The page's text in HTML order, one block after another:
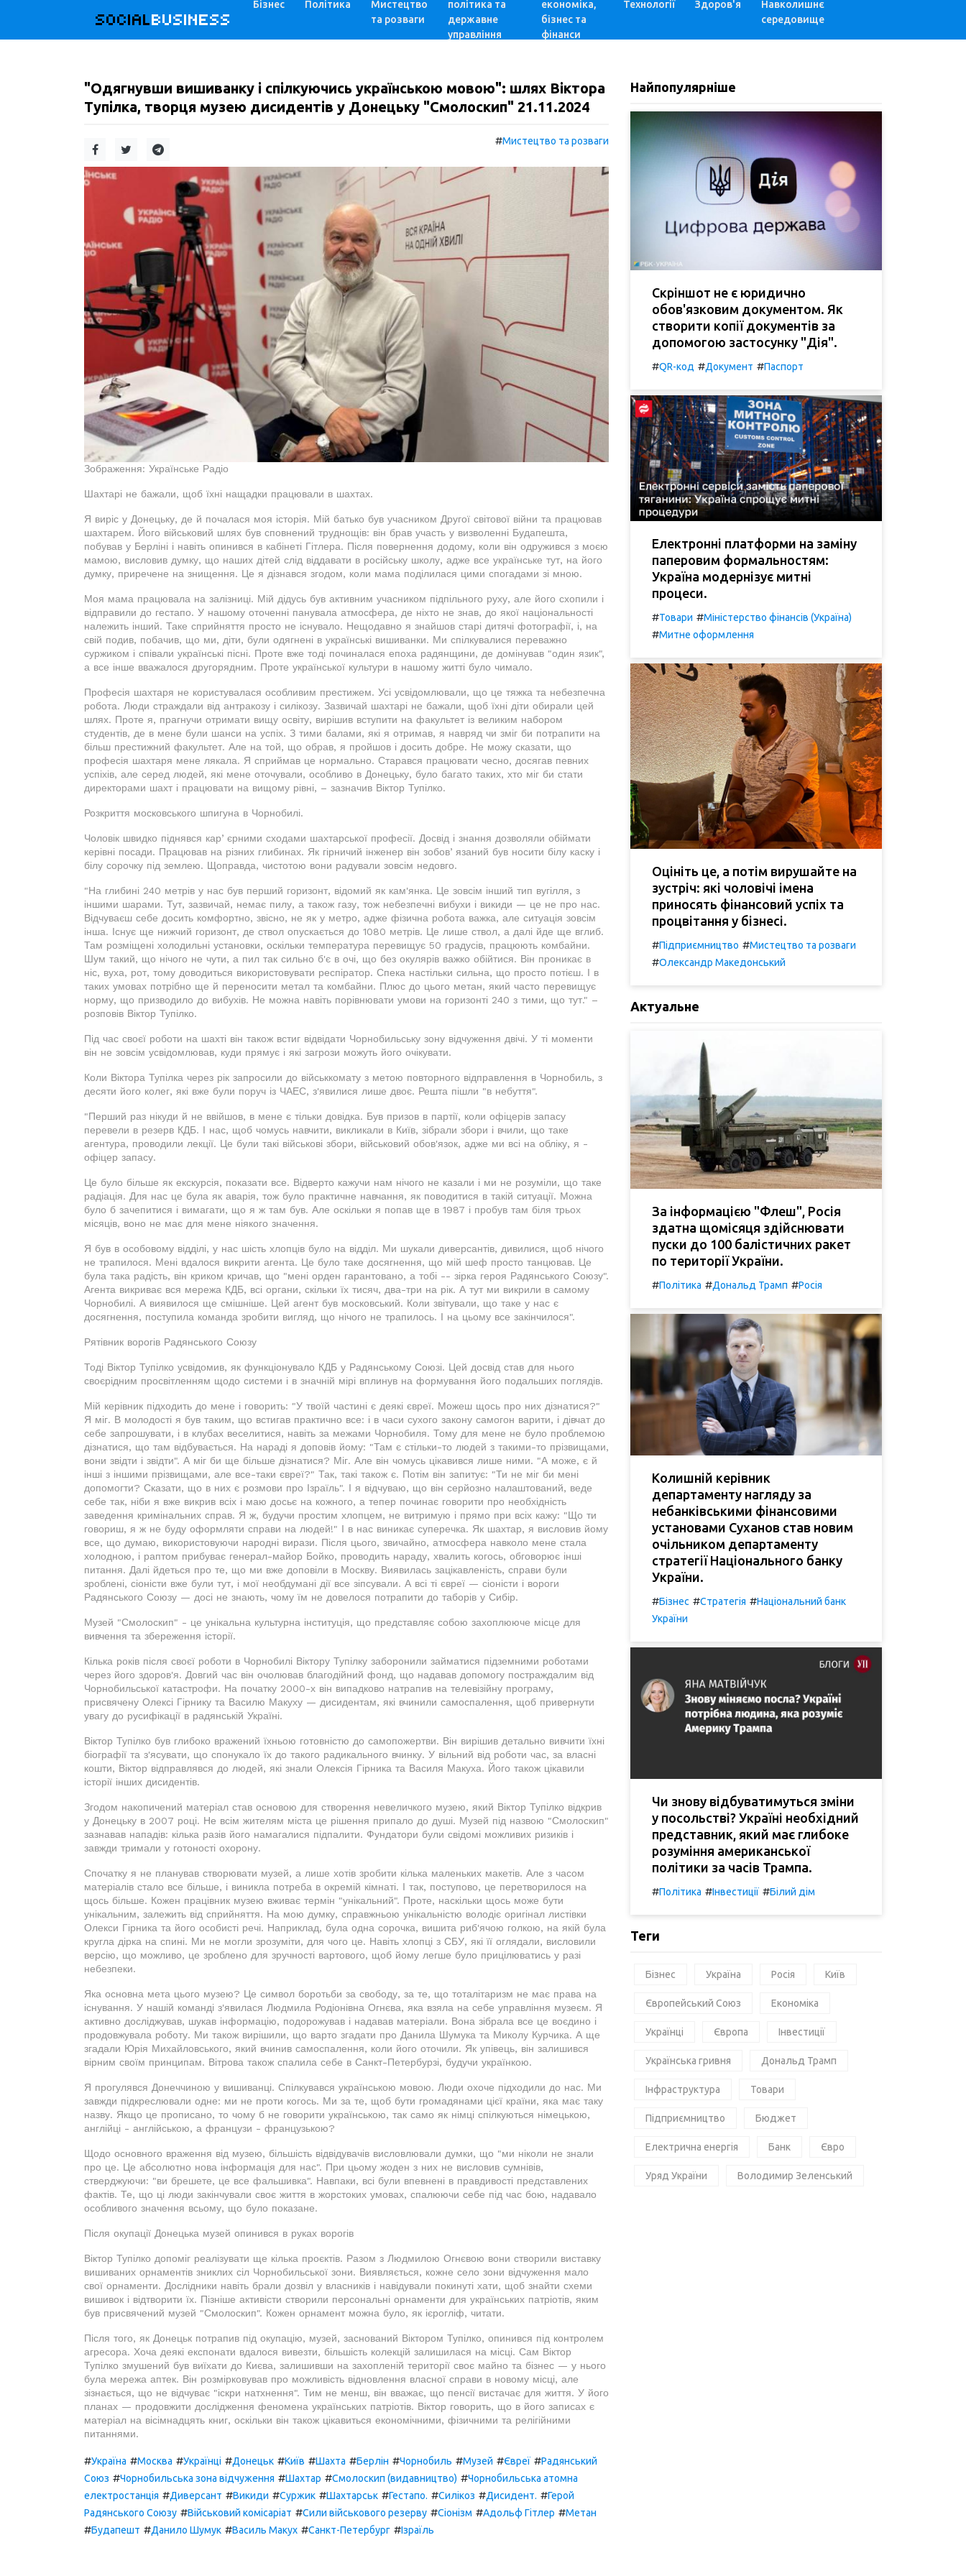
SOCIALBUSINESS
Бізнес Політика
Мистецтво
та розваги
політика та
державне
управління
економіка,
бізнес та
фінанси
Технології Здоров'я
Навколишнє
середовище
"Одягнувши вишиванку і спілкуючись українською мовою": шлях Віктора
Тупілка, творця музею дисидентів у Донецьку "Смолоскип" 21.11.2024
#Мистецтво та розваги
Зображення: Українське Радіо
Шахтарі не бажали, щоб їхні нащадки працювали в шахтах.
Я виріс у Донецьку, де й почалася моя історія. Мій батько був учасником Другої світової війни та працював
шахтарем. Його військовий шлях був сповнений труднощів: він брав участь у визволенні Будапешта,
побував у Берліні і навіть опинився в кабінеті Гітлера. Після повернення додому, коли він одружився з моєю
мамою, висловив думку, що наших дітей слід віддавати в російську школу, адже все українське тут, на його
думку, приречене на знищення. Це я дізнався згодом, коли мама поділилася цими спогадами зі мною.
Моя мама працювала на залізниці. Мій дідусь був активним учасником підпільного руху, але його схопили і
відправили до гестапо. У нашому оточенні панувала атмосфера, де ніхто не знав, до якої національності
належить інший. Таке сприйняття просто не існувало. Нещодавно я знайшов старі дитячі фотографії, і, на
свій подив, побачив, що ми, діти, були одягнені в українські вишиванки. Ми спілкувалися переважно
суржиком і співали українські пісні. Проте вже тоді починалася епоха радянщини, де домінував "один язик",
а все інше вважалося другорядним. Проте української культури в нашому житті було чимало.
Професія шахтаря не користувалася особливим престижем. Усі усвідомлювали, що це тяжка та небезпечна
робота. Люди страждали від антракозу і силікозу. Зазвичай шахтарі не бажали, щоб їхні діти обирали цей
шлях. Проте я, прагнучи отримати вищу освіту, вирішив вступити на факультет із великим набором
студентів, де в мене були шанси на успіх. З тими балами, які я отримав, я навряд чи зміг би потрапити на
більш престижний факультет. Але на той, що обрав, я пройшов і досить добре. Не можу сказати, що
професія шахтаря мене лякала. Я сприймав це нормально. Старався працювати чесно, досягав певних
успіхів, але серед людей, які мене оточували, особливо в Донецьку, було багато таких, хто міг би стати
директорами шахт і працювати на вищому рівні, – зазначив Віктор Тупілко.
Розкриття московського шпигуна в Чорнобилі.
Чоловік швидко піднявся карʼєрними сходами шахтарської професії. Досвід і знання дозволяли обіймати
керівні посади. Працював на різних глибинах. Як гірничий інженер він зобовʼязаний був носити білу каску і
білу сорочку під землею. Щоправда, чистотою вони радували зовсім недовго.
"На глибині 240 метрів у нас був перший горизонт, відомий як кам'янка. Це зовсім інший тип вугілля, з
іншими шарами. Тут, зазвичай, немає пилу, а також газу, тож небезпечні вибухи і викиди — це не про нас.
Відчуваєш себе досить комфортно, звісно, не як у метро, адже фізична робота важка, але ситуація зовсім
інша. Існує ще нижчий горизонт, де ствол опускається до 1080 метрів. Це лише ствол, а далі йде ще вглиб.
Там розміщені холодильні установки, оскільки температура перевищує 50 градусів, працюють комбайни.
Шум такий, що нічого не чути, а пил так сильно б'є в очі, що без окулярів важко обійтися. Він проникає в
ніс, вуха, рот, тому доводиться використовувати респіратор. Спека настільки сильна, що просто потієш. І в
таких умовах потрібно ще й переносити метал та комбайни. Плюс до цього метан, який часто перевищує
норму, що призводило до вибухів. Не можна навіть порівнювати умови на горизонті 240 з тими, що тут." –
розповів Віктор Тупілко.
Під час своєї роботи на шахті він також встиг відвідати Чорнобильську зону відчуження двічі. У ті моменти
він не зовсім усвідомлював, куди прямує і які загрози можуть його очікувати.
Коли Віктора Тупілка через рік запросили до військкомату з метою повторного відправлення в Чорнобиль, з
десяти його колег, які вже були поруч із ЧАЕС, з'явилися лише двоє. Решта пішли "в небуття".
"Перший раз нікуди й не ввійшов, в мене є тільки довідка. Був призов в партії, коли офіцерів запасу
перевели в резерв КДБ. І нас, щоб чомусь навчити, викликали в Київ, зібрали збори і вчили, що таке
агентура, проводили лекції. Це були такі військові збори, військовий обов'язок, адже ми всі на обліку, я -
офіцер запасу.
Це було більше як екскурсія, показати все. Відверто кажучи нам нічого не казали і ми не розуміли, що таке
радіація. Для нас це була як аварія, тож було практичне навчання, як поводитися в такій ситуації. Можна
було б зачепитися і вимагати, що я ж там був. Але оскільки я попав ще в 1987 і пробув там біля трьох
місяців, воно не має для мене ніякого значення.
Я був в особовому відділі, у нас шість хлопців було на відділ. Ми шукали диверсантів, дивилися, щоб нічого
не трапилося. Мені вдалося викрити агента. Це було таке досягнення, що мій шеф просто танцював. Це
була така радість, він криком кричав, що "мені орден гарантовано, а тобі -- зірка героя Радянського Союзу".
Агента викриває вся мережа КДБ, всі органи, скільки їх тисяч, два-три на рік. А тут ми викрили в самому
Чорнобилі. А виявилося ще смішніше. Цей агент був московський. Коли звітували, що таке у нас є
досягнення, поступила команда зробити вигляд, що нічого не трапилось. І на цьому все закінчилося".
Рятівник ворогів Радянського Союзу
Тоді Віктор Тупілко усвідомив, як функціонувало КДБ у Радянському Союзі. Цей досвід став для нього
своєрідним просвітленням щодо системи і в значній мірі вплинув на формування його подальших поглядів.
Мій керівник підходить до мене і говорить: "У твоїй частині є деякі євреї. Можеш щось про них дізнатися?"
Я міг. В молодості я був таким, що встигав практично все: і в часи сухого закону самогон варити, і дівчат до
себе запрошувати, і в клубах веселитися, навіть за межами Чорнобиля. Тому для мене не було проблемою
дізнатися, що там відбувається. На нараді я доповів йому: "Там є стільки-то людей з такими-то прізвищами,
вони звідти і звідти". А міг би ще більше дізнатися? Міг. Але він чомусь цікавився лише ними. "А може, є й
інші з іншими прізвищами, але все-таки євреї?" Так, такі також є. Потім він запитує: "Ти не міг би мені
допомогти? Сказати, що в них є розмови про Ізраїль". І я відчуваю, що він серйозно налаштований, веде
себе так, ніби я вже викрив всіх і маю досьє на кожного, а тепер починає говорити про необхідність
заведення кримінальних справ. Я ж, будучи простим хлопцем, не витримую і прямо при всіх кажу: "Що ти
говориш, я ж не буду оформляти справи на людей!" І в нас виникає суперечка. Як шахтар, я висловив йому
все, що думаю, використовуючи народні вирази. Після цього, звичайно, атмосфера навколо мене стала
холодною, і раптом прибуває генерал-майор Бойко, проводить нараду, хвалить когось, обговорює інші
питання. Далі йдеться про те, що ми вже доповіли в Москву. Виявилась зацікавленість, справи були
зроблені, сіоністи вже були тут, і мої необдумані дії все зіпсували. А всі ті євреї — сіоністи і вороги
Радянського Союзу — досі не знають, чому їм не довелося потрапити до таборів у Сибір.
Музей "Смолоскип" - це унікальна культурна інституція, що представляє собою захоплююче місце для
вивчення та збереження історії.
Кілька років після своєї роботи в Чорнобилі Віктору Тупілку заборонили займатися підземними роботами
через його здоров'я. Довгий час він очолював благодійний фонд, що надавав допомогу постраждалим від
Чорнобильської катастрофи. На початку 2000-х він випадково натрапив на телевізійну програму,
присвячену Олексі Гірнику та Василю Макуху — дисидентам, які вчинили самоспалення, щоб привернути
увагу до русифікації в радянській Україні.
Віктор Тупілко був глибоко вражений їхньою готовністю до самопожертви. Він вирішив детально вивчити їхні
біографії та з'ясувати, що спонукало їх до такого радикального вчинку. У вільний від роботи час, за власні
кошти, Віктор відправлявся до людей, які знали Олексія Гірника та Василя Макуха. Його також цікавили
історії інших дисидентів.
Згодом накопичений матеріал став основою для створення невеличкого музею, який Віктор Тупілко відкрив
у Донецьку в 2007 році. Не всім жителям міста це рішення припало до душі. Музей під назвою "Смолоскип"
зазнавав нападів: кілька разів його намагалися підпалити. Фундатори були свідомі можливих ризиків і
завжди тримали у готоності охорону.
Спочатку я не планував створювати музей, а лише хотів зробити кілька маленьких макетів. Але з часом
матеріалів стало все більше, і виникла потреба в окремій кімнаті. І так, поступово, це перетворилося на
щось більше. Кожен працівник музею вживає термін "унікальний". Проте, наскільки щось може бути
унікальним, залежить від сприйняття. На мою думку, справжньою унікальністю володіє оригінал листівки
Олекси Гірника та його особисті речі. Наприклад, була одна сорочка, вишита риб'ячою голкою, на якій була
кругла дірка на спині. Ми не могли зрозуміти, для чого це. Навіть хлопці з СБУ, які її оглядали, висловили
версію, що можливо, це зроблено для зручності вартового, щоб йому легше було прицілюватись у разі
небезпеки.
Яка основна мета цього музею? Це символ боротьби за свободу, за те, що тоталітаризм не має права на
існування. У нашій команді з'явилася Людмила Родіонівна Огнєва, яка взяла на себе управління музеєм. Я
активно досліджував, шукав інформацію, подорожував і надавав матеріали. Вона зібрала все це воєдино і
продовжувала роботу. Ми також вирішили, що варто згадати про Данила Шумука та Миколу Курчика. А ще
згадали Юрія Михайловського, який вчинив самоспалення, коли його оточили. Як упівець, він залишився
вірним своїм принципам. Вітрова також спалила себе в Санкт-Петербурзі, будучи українкою.
Я прогулявся Донеччиною у вишиванці. Спілкувався українською мовою. Люди охоче підходили до нас. Ми
завжди підкреслювали одне: ми не проти когось. Ми за те, щоб бути громадянами цієї країни, яка має таку
назву. Якщо це прописано, то чому б не говорити українською, так само як німці спілкуються німецькою,
англійці - англійською, а французи - французькою?
Щодо основного враження від музею, більшість відвідувачів висловлювали думки, що "ми ніколи не знали
про це. Це абсолютно нова інформація для нас". При цьому жоден з них не висловив сумнівів,
стверджуючи: "ви брешете, це все фальшивка". Навпаки, всі були впевнені в правдивості представлених
фактів. Те, що ці люди закінчували своє життя в жорстоких умовах, спалюючи себе під час бою, надавало
особливого значення всьому, що було показане.
Після окупації Донецька музей опинився в руках ворогів
Віктор Тупілко допоміг реалізувати ще кілька проєктів. Разом з Людмилою Огнєвою вони створили виставку
вишиваних орнаментів зниклих сіл Чорнобильської зони. Виявляється, кожне село зони відчуження мало
свої орнаменти. Дослідники навіть брали дозвіл у власників і навідували покинуті хати, щоб знайти схеми
вишивок і відтворити їх. Пізніше активісти створили персональні орнаменти для українських патріотів, яким
був присвячений музей "Смолоскип". Кожен орнамент можна було, як ієрогліф, читати.
Після того, як Донецьк потрапив під окупацію, музей, заснований Віктором Тупілко, опинився під контролем
агресора. Хоча деякі експонати вдалося вивезти, більшість колекцій залишилася на місці. Сам Віктор
Тупілко змушений був виїхати до Києва, залишивши на захопленій території своє майно та бізнес — у нього
була мережа аптек. Він розмірковував про можливість відновлення власної справи в новому місці, але
зізнається, що не відчуває "іскри натхнення". Тим не менш, він вважає, що пенсії вистачає для життя. У його
планах — продовжити дослідження феномена українських патріотів. Віктор говорить, що в його записах є
матеріал на вісімнадцять книг, оскільки він також цікавиться економічними, фізичними та релігійними
питаннями.
#Україна #Москва #Українці #Донецьк #Київ #Шахта #Берлін #Чорнобиль #Музей #Євреї #Радянський
Союз #Чорнобильська зона відчуження #Шахтар #Смолоскип (видавництво) #Чорнобильська атомна
електростанція #Диверсант #Викиди #Суржик #Шахтарськ #Гестапо. #Силікоз #Дисидент. #Герой
Радянського Союзу #Військовий комісаріат #Сили військового резерву #Сіонізм #Адольф Гітлер #Метан
#Будапешт #Данило Шумук #Василь Макух #Санкт-Петербург #Ізраїль
Найпопулярніше
Скріншот не є юридично
обов'язковим документом. Як
створити копії документів за
допомогою застосунку "Дія".
#QR-код #Документ #Паспорт
Електронні платформи на заміну
паперовим формальностям:
Україна модернізує митні
процеси.
#Товари #Міністерство фінансів (Україна)
#Митне оформлення
Оцініть це, а потім вирушайте на
зустріч: які чоловічі імена
приносять фінансовий успіх та
процвітання у бізнесі.
#Підприємництво #Мистецтво та розваги
#Олександр Македонський
Актуальне
За інформацією "Флеш", Росія
здатна щомісяця здійснювати
пуски до 100 балістичних ракет
по території України.
#Політика #Дональд Трамп #Росія
Колишній керівник
департаменту нагляду за
небанківськими фінансовими
установами Суханов став новим
очільником департаменту
стратегії Національного банку
України.
#Бізнес #Стратегія #Національний банк
України
Чи знову відбуватимуться зміни
у посольстві? Україні необхідний
представник, який має глибоке
розуміння американської
політики за часів Трампа.
#Політика #Інвестиції #Білий дім
Теги
Бізнес Україна Росія Київ
Європейський Союз Економіка
Українці Європа Інвестиції
Українська гривня Дональд Трамп
Інфраструктура Товари
Підприємництво Бюджет
Електрична енергія Банк Євро
Уряд України Володимир Зеленський